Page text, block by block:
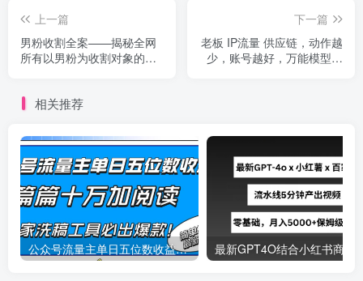
上一篇
男粉收割全案——揭秘全网
所有以男粉为收割对象的项
下一篇
老板 IP流量 供应链，动作越
少，账号越好，万能模型，
相关推荐
公众号流量主单日五位数收益，篇篇十万加阅读独家洗稿工具必出爆款！